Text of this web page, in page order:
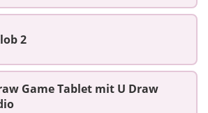
2
Game Tablet mit U Draw